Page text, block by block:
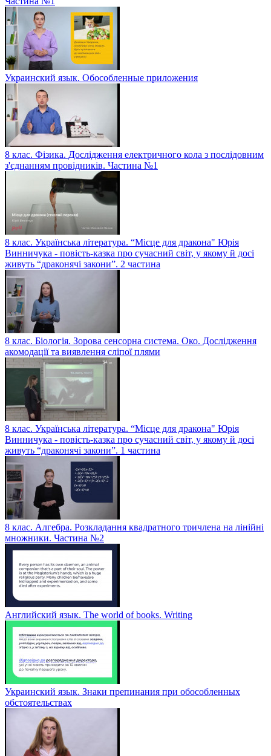
Украинский язык. Обособленные приложения
8 клас. Фізика. Дослідження електричного кола з послідовним
з'єднанням провідників. Частина №1
8 клас. Українська література. “Місце для дракона" Юрія
Винничука - повість-казка про сучасний світ, у якому й досі
живуть “драконячі закони”. 2 частина
8 клас. Біологія. Зорова сенсорна система. Око. Дослідження
акомодації та виявлення сліпої плями
8 клас. Українська література. “Місце для дракона" Юрія
Винничука - повість-казка про сучасний світ, у якому й досі
живуть “драконячі закони”. 1 частина
8 клас. Алгебра. Розкладання квадратного тричлена на лінійні
множники. Частина №2
Английский язык. The world of books. Writing
Украинский язык. Знаки препинания при обособленных
обстоятельствах